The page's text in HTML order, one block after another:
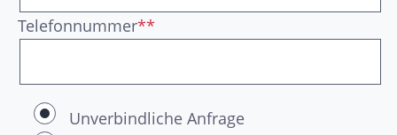
Telefonnummer**
Unverbindliche Anfrage